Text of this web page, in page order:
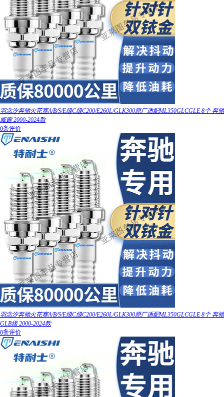
羽念汐奔驰火花塞A/B/S/E级C级C200/E260L/GLK300原厂适配ML350GLCGLE 8个 奔驰
威霆 2000-2024款
0条评价
羽念汐奔驰火花塞A/B/S/E级C级C200/E260L/GLK300原厂适配ML350GLCGLE 8个 奔驰
GLB级 2000-2024款
0条评价